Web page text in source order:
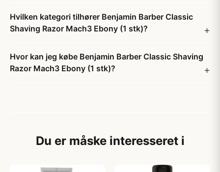
Hvilken kategori tilhører Benjamin Barber Classic
Shaving Razor Mach3 Ebony (1 stk)?
Hvor kan jeg købe Benjamin Barber Classic Shaving
Razor Mach3 Ebony (1 stk)?
Du er måske interesseret i